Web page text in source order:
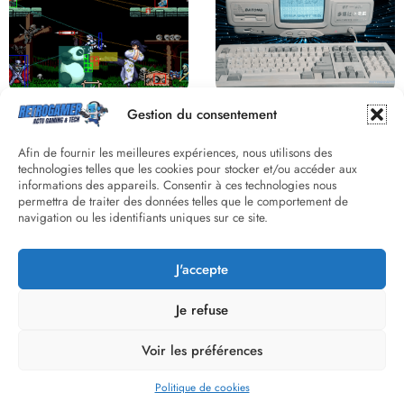
Gestion du consentement
Afin de fournir les meilleures expériences, nous utilisons des
technologies telles que les cookies pour stocker et/ou accéder aux
informations des appareils. Consentir à ces technologies nous
permettra de traiter des données telles que le comportement de
navigation ou les identifiants uniques sur ce site.
J'accepte
Je refuse
Voir les préférences
Politique de cookies
Derrière le pixel : L’art caché de la
hitbox
Une machine incroyable et
inconnue : le Batong BT-686
Street Fighter II : L’Odyssée d’une
The-Retrogamer.com Copyright 2026 | Powered By